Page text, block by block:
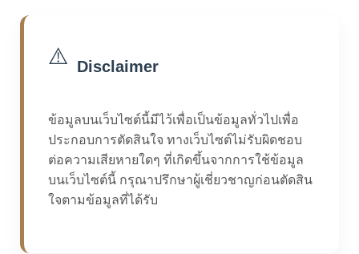
⚠️ Disclaimer
ข้อมูลบนเว็บไซต์นี้มีไว้เพื่อเป็นข้อมูลทั่วไปเพื่อ
ประกอบการตัดสินใจ ทางเว็บไซต์ไม่รับผิดชอบ
ต่อความเสียหายใดๆ ที่เกิดขึ้นจากการใช้ข้อมูล
บนเว็บไซต์นี้ กรุณาปรึกษาผู้เชี่ยวชาญก่อนตัดสิน
ใจตามข้อมูลที่ได้รับ